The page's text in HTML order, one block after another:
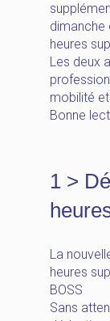
dimanche
heures
Les deux
mobilité
Bonne
1 >
La
heures
BOSS
Sans